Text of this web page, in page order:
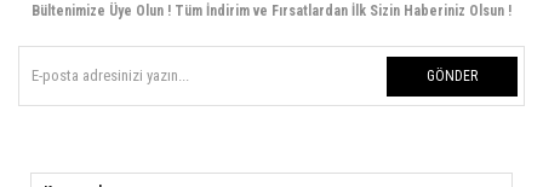
Bültenimize Üye Olun ! Tüm İndirim ve Fırsatlardan İlk Sizin Haberiniz Olsun !
GÖNDER